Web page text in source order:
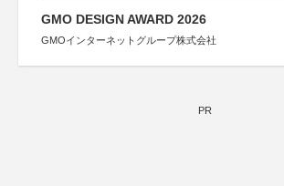
GMO DESIGN AWARD 2026
GMOインターネットグループ株式会社
PR